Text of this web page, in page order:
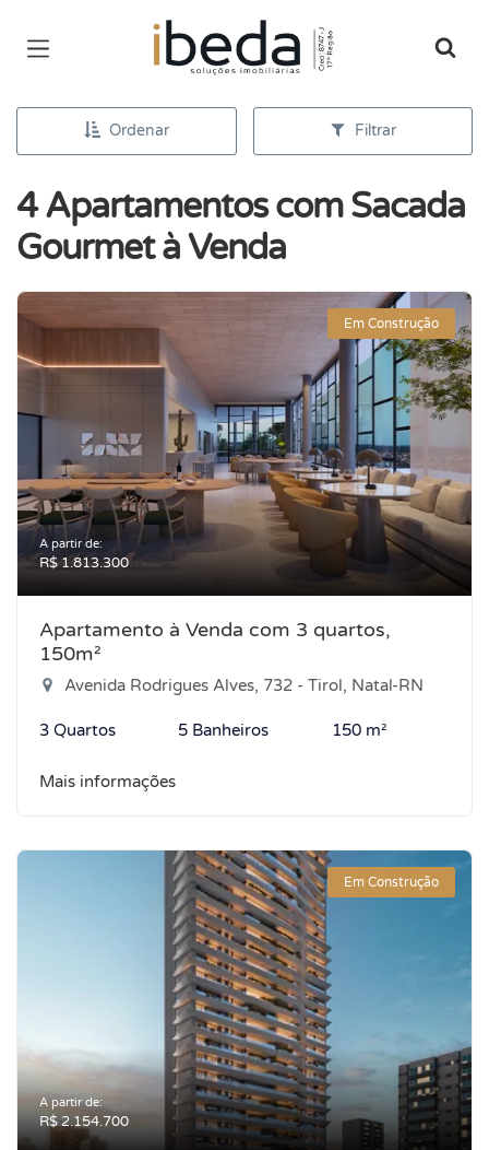
Página inicial
Ordenar Filtrar
4 Apartamentos com Sacada
Gourmet à Venda
Em Construção
A partir de:
R$ 1.813.300
Apartamento à Venda com 3 quartos,
150m²
Avenida Rodrigues Alves, 732 - Tirol, Natal-RN
3 Quartos 5 Banheiros 150 m²
Mais informações
Em Construção
A partir de:
R$ 2.154.700